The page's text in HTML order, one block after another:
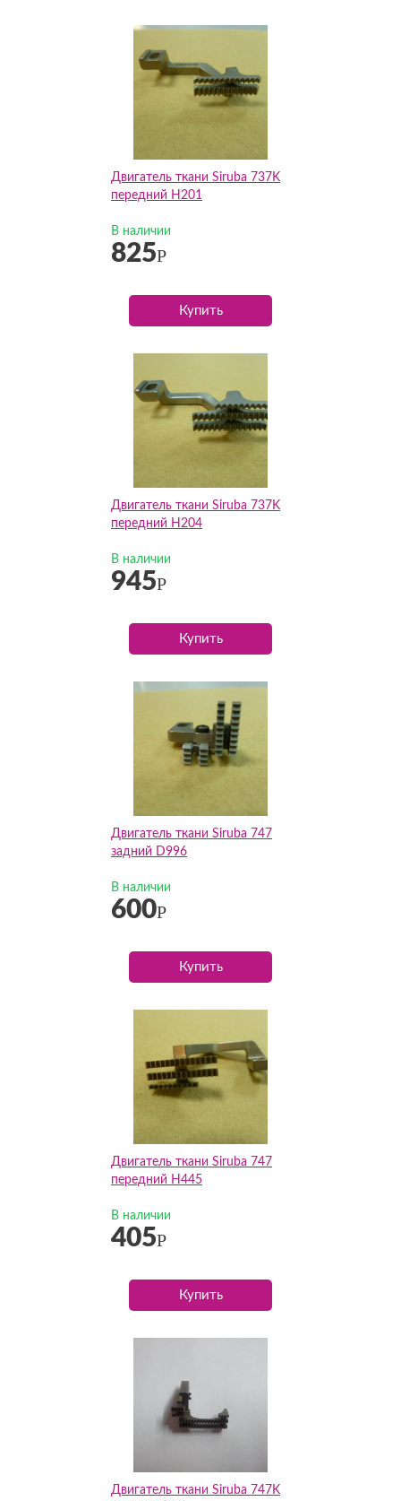
Двигатель ткани Siruba 737K
передний H201
В наличии
825Р
Купить
Двигатель ткани Siruba 737K
передний H204
В наличии
945Р
Купить
Двигатель ткани Siruba 747
задний D996
В наличии
600Р
Купить
Двигатель ткани Siruba 747
передний H445
В наличии
405Р
Купить
Двигатель ткани Siruba 747K